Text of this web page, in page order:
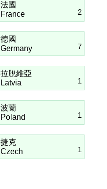
法國
France
2
德國
Germany
7
拉脫維亞
Latvia
1
波蘭
Poland
1
捷克
Czech
1